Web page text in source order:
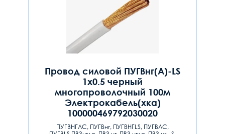
Провод силовой ПУГВнг(А)-LS
1х0.5 черный
многопроволочный 100м
Электрокабель(хка)
100000469792030020
ПУГВНГЛС, ПУГВнг, ПУГВНГLS, ПУГВЛС,